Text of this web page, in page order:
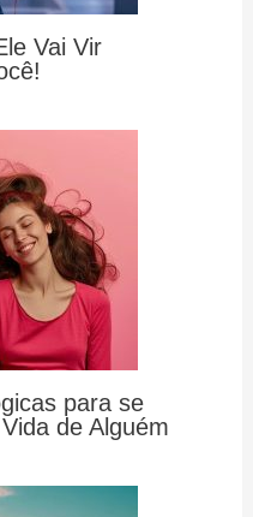
Vai Vir
para se
de Alguém